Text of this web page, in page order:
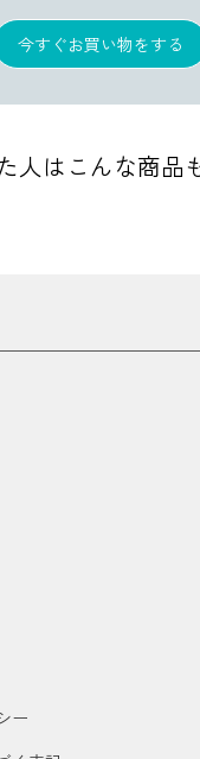
今すぐお買い物をする
人はこんな商品
ー